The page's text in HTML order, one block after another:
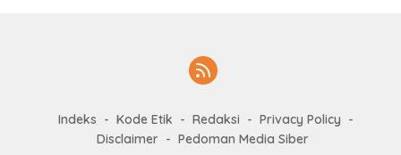
Indeks Kode Etik Redaksi
Privacy Policy
Disclaimer
Pedoman Media Siber